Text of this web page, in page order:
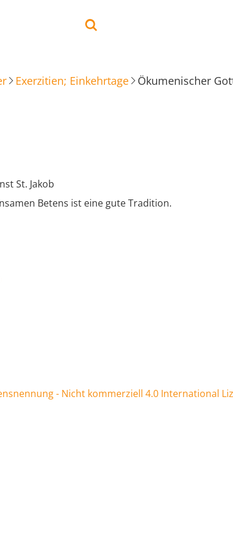
Exerzitien; Einkehrtage Ökumenischer
St. Jakob
Betens ist eine gute Tradition.
- Nicht kommerziell 4.0 International